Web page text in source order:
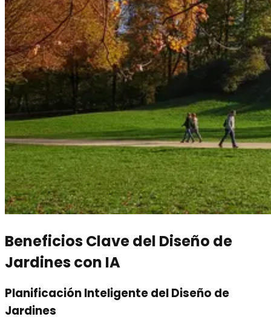
Beneficios Clave del Diseño de
Jardines con IA
Planificación Inteligente del Diseño de
Jardines